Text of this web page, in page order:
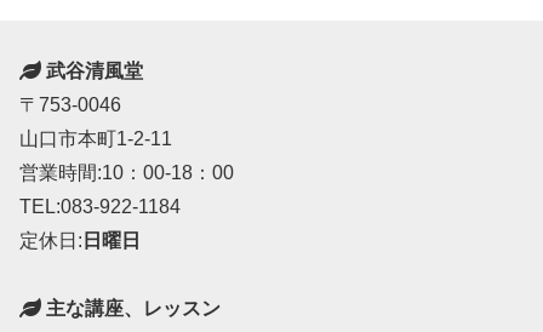
武谷清風堂
〒753-0046
山口市本町1-2-11
営業時間:10：00-18：00
TEL:083-922-1184
定休日: 日曜日
主な講座、レッスン